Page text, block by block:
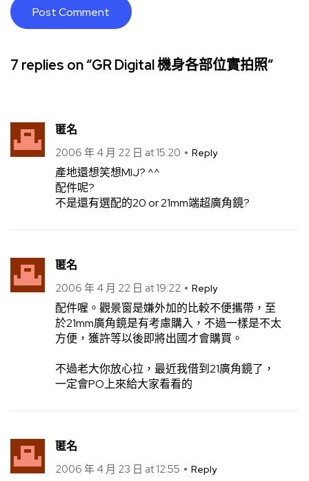
7 replies on “GR Digital 機身各部位實拍照”
匿名
2006 年 4 月 22 日 at 15:20 Reply
產地還想笑想MIJ? ^^
配件呢?
不是還有選配的20 or 21mm端超廣角鏡?
匿名
2006 年 4 月 22 日 at 19:22 Reply
配件喔。觀景窗是嫌外加的比較不便攜帶，至
於21mm廣角鏡是有考慮購入，不過一樣是不太
方便，獲許等以後即將出國才會購買。
不過老大你放心拉，最近我借到21廣角鏡了，
一定會PO上來給大家看看的
匿名
2006 年 4 月 23 日 at 12:55 Reply